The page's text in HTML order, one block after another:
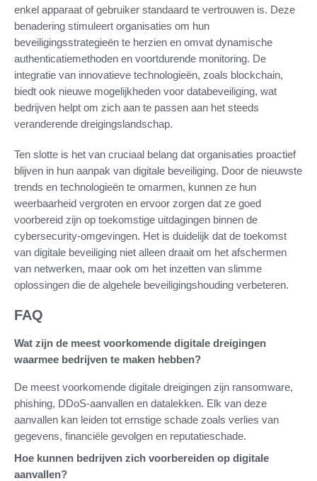
enkel apparaat of gebruiker standaard te vertrouwen is. Deze
benadering stimuleert organisaties om hun
beveiligingsstrategieën te herzien en omvat dynamische
authenticatiemethoden en voortdurende monitoring. De
integratie van innovatieve technologieën, zoals blockchain,
biedt ook nieuwe mogelijkheden voor databeveiliging, wat
bedrijven helpt om zich aan te passen aan het steeds
veranderende dreigingslandschap.
Ten slotte is het van cruciaal belang dat organisaties proactief
blijven in hun aanpak van digitale beveiliging. Door de nieuwste
trends en technologieën te omarmen, kunnen ze hun
weerbaarheid vergroten en ervoor zorgen dat ze goed
voorbereid zijn op toekomstige uitdagingen binnen de
cybersecurity-omgevingen. Het is duidelijk dat de toekomst
van digitale beveiliging niet alleen draait om het afschermen
van netwerken, maar ook om het inzetten van slimme
oplossingen die de algehele beveiligingshouding verbeteren.
FAQ
Wat zijn de meest voorkomende digitale dreigingen
waarmee bedrijven te maken hebben?
De meest voorkomende digitale dreigingen zijn ransomware,
phishing, DDoS-aanvallen en datalekken. Elk van deze
aanvallen kan leiden tot ernstige schade zoals verlies van
gegevens, financiële gevolgen en reputatieschade.
Hoe kunnen bedrijven zich voorbereiden op digitale
aanvallen?